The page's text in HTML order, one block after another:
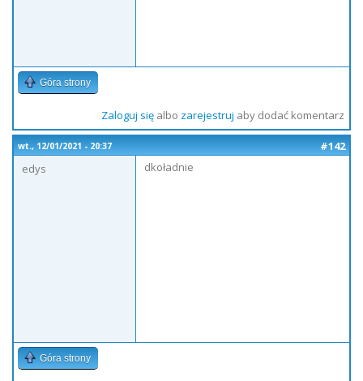
Góra strony
Zaloguj sięalbo zarejestruj aby dodać komentarz
wt., 12/01/2021 - 20:37
#142
edys
dkoładnie
Góra strony